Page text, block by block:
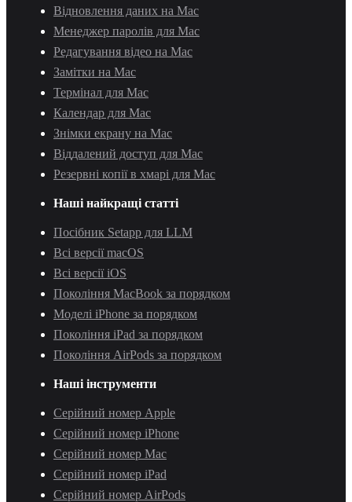
Відновлення даних на Mac
Менеджер паролів для Mac
Редагування відео на Mac
Замітки на Mac
Термінал для Mac
Календар для Mac
Знімки екрану на Mac
Віддалений доступ для Mac
Резервні копії в хмарі для Mac
Наші найкращі статті
Посібник Setapp для LLM
Всі версії macOS
Всі версії iOS
Покоління MacBook за порядком
Моделі iPhone за порядком
Покоління iPad за порядком
Покоління AirPods за порядком
Наші інструменти
Серійний номер Apple
Серійний номер iPhone
Серійний номер Mac
Серійний номер iPad
Серійний номер AirPods